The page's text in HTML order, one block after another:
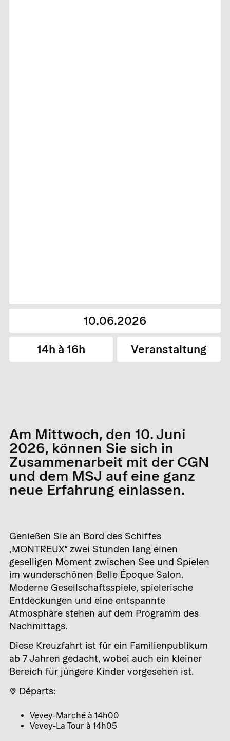
10.06.2026
14h à 16h Veranstaltung
Am Mittwoch, den 10. Juni
2026, können Sie sich in
Zusammenarbeit mit der CGN
und dem MSJ auf eine ganz
neue Erfahrung einlassen.
Genießen Sie an Bord des Schiffes
„MONTREUX“ zwei Stunden lang einen
geselligen Moment zwischen See und Spielen
im wunderschönen Belle Époque Salon.
Moderne Gesellschaftsspiele, spielerische
Entdeckungen und eine entspannte
Atmosphäre stehen auf dem Programm des
Nachmittags.
Diese Kreuzfahrt ist für ein Familienpublikum
ab 7 Jahren gedacht, wobei auch ein kleiner
Bereich für jüngere Kinder vorgesehen ist.
📍 Départs:
Vevey-Marché à 14h00
Vevey-La Tour à 14h05